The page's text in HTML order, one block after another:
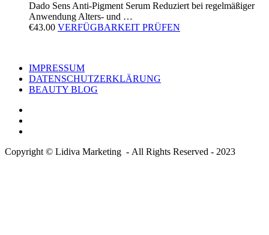
Dado Sens Anti-Pigment Serum Reduziert bei regelmäßiger
Anwendung Alters- und …
€43.00 VERFÜGBARKEIT PRÜFEN
IMPRESSUM
DATENSCHUTZERKLÄRUNG
BEAUTY BLOG
Copyright © Lidiva Marketing - All Rights Reserved - 2023